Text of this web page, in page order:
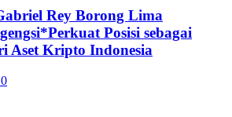
Rey Borong Lima
Posisi sebagai
Aset Kripto Indonesia
0